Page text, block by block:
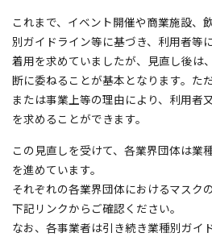
これまで、イベント開催や商業施設、
別ガイドライン等に基づき、利用者等
着用を求めていましたが、見直し後は
断に委ねることが基本となります。た
または事業上等の理由により、利用者
を求めることができます。
この見直しを受けて、各業界団体は業
を進めています。
それぞれの各業界団体におけるマスク
下記リンクからご確認ください。
なお、各事業者は引き続き業種別ガイ